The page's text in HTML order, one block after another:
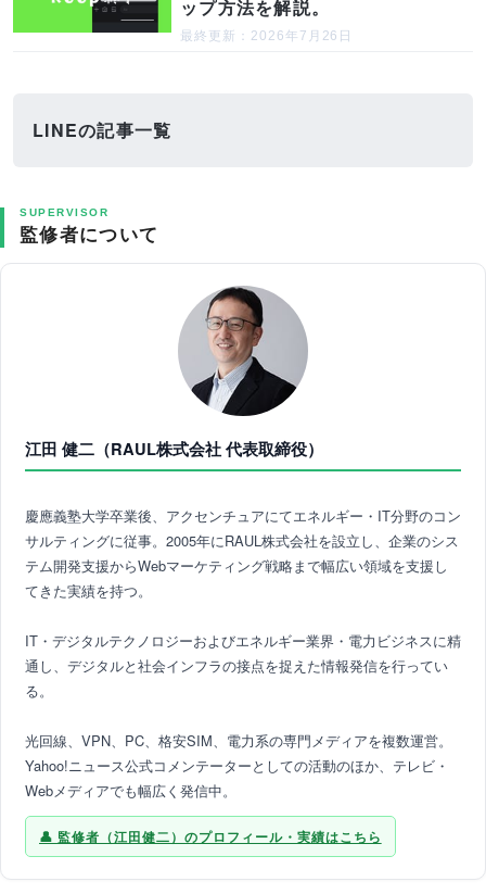
ップ方法を解説。
最終更新：2026年7月26日
LINEの記事一覧
SUPERVISOR
監修者について
江田 健二（RAUL株式会社 代表取締役）
慶應義塾大学卒業後、アクセンチュアにてエネルギー・IT分野のコン
サルティングに従事。2005年にRAUL株式会社を設立し、企業のシス
テム開発支援からWebマーケティング戦略まで幅広い領域を支援し
てきた実績を持つ。
IT・デジタルテクノロジーおよびエネルギー業界・電力ビジネスに精
通し、デジタルと社会インフラの接点を捉えた情報発信を行ってい
る。
光回線、VPN、PC、格安SIM、電力系の専門メディアを複数運営。
Yahoo!ニュース公式コメンテーターとしての活動のほか、テレビ・
Webメディアでも幅広く発信中。
監修者（江田健二）のプロフィール・実績はこちら